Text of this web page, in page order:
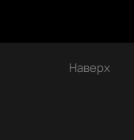
Наверх